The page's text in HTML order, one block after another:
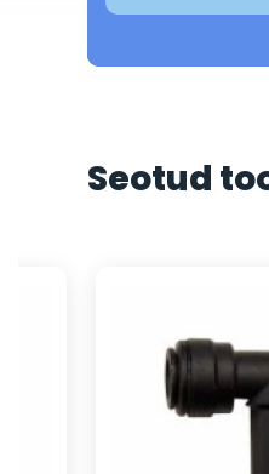
Seotud